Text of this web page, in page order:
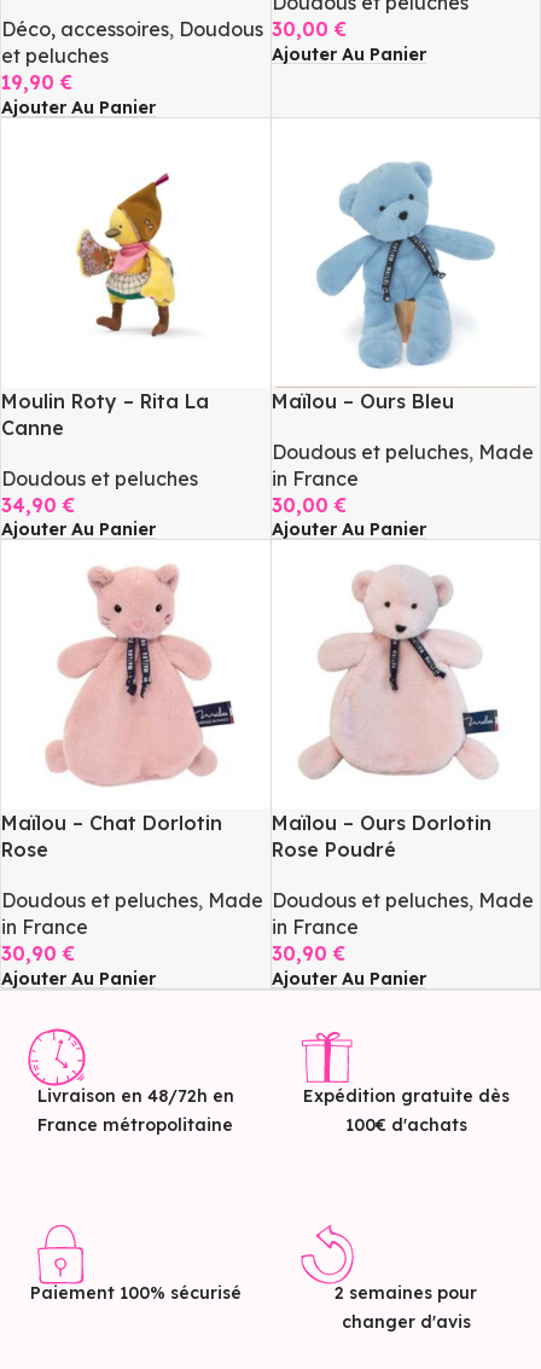
Déco, accessoires, Doudous
et peluches
19,90€
Ajouter Au Panier
30,00€
Ajouter Au Panier
Moulin Roty – Rita La
Canne
Doudous et peluches
34,90€
Ajouter Au Panier
Maïlou – Ours Bleu
Doudous et peluches, Made
in France
30,00€
Ajouter Au Panier
Maïlou – Chat Dorlotin
Rose
Doudous et peluches, Made
in France
30,90€
Ajouter Au Panier
Maïlou – Ours Dorlotin
Rose Poudré
Doudous et peluches, Made
in France
30,90€
Ajouter Au Panier
Livraison en 48/72h en
France métropolitaine
Expédition gratuite dès
100€ d'achats
Paiement 100% sécurisé
2 semaines pour
changer d'avis